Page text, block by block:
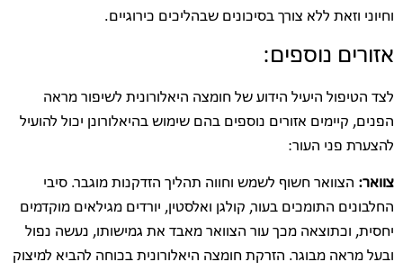
וחיוני וזאת ללא צורך בסיכונים שבהליכים כירוגיים.
אזורים נוספים:
לצד הטיפול היעיל הידוע של חומצה היאלורונית לשיפור מראה
הפנים, קיימים אזורים נוספים בהם שימוש בהיאלורונן יכול להועיל
להצערת פני העור:
צוואר:הצוואר חשוף לשמש וחווה תהליך הזדקנות מוגבר. סיבי
החלבונים התומכים בעור, קולגן ואלסטין, יורדים מגילאים מוקדמים
יחסית, וכתוצאה מכך עור הצוואר מאבד את גמישותו, נעשה נפול
ובעל מראה מבוגר. הזרקת חומצה היאלורונית בכוחה להביא למיצוק